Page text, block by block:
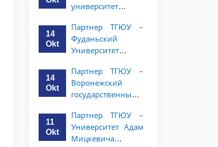
студентов 2–3
университет
и права объявляет
программу
академической
студентов 2–3
курсов ТГЮУ
14
Okt
Партнер ТГЮУ –
Фуданьский
Университет
программу
академической
мобильности для
курсов ТГЮУ
14
Okt
Партнер ТГЮУ –
Воронежский
государственный
объявляет
программу
академической
11
Okt
Партнер ТГЮУ –
Университет Адам
Мицкевича